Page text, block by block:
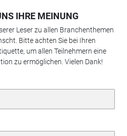
IHRE MEINUNG
Leser zu allen Branchenthemen
Bitte achten Sie bei Ihren
um allen Teilnehmern eine
zu ermöglichen. Vielen Dank!